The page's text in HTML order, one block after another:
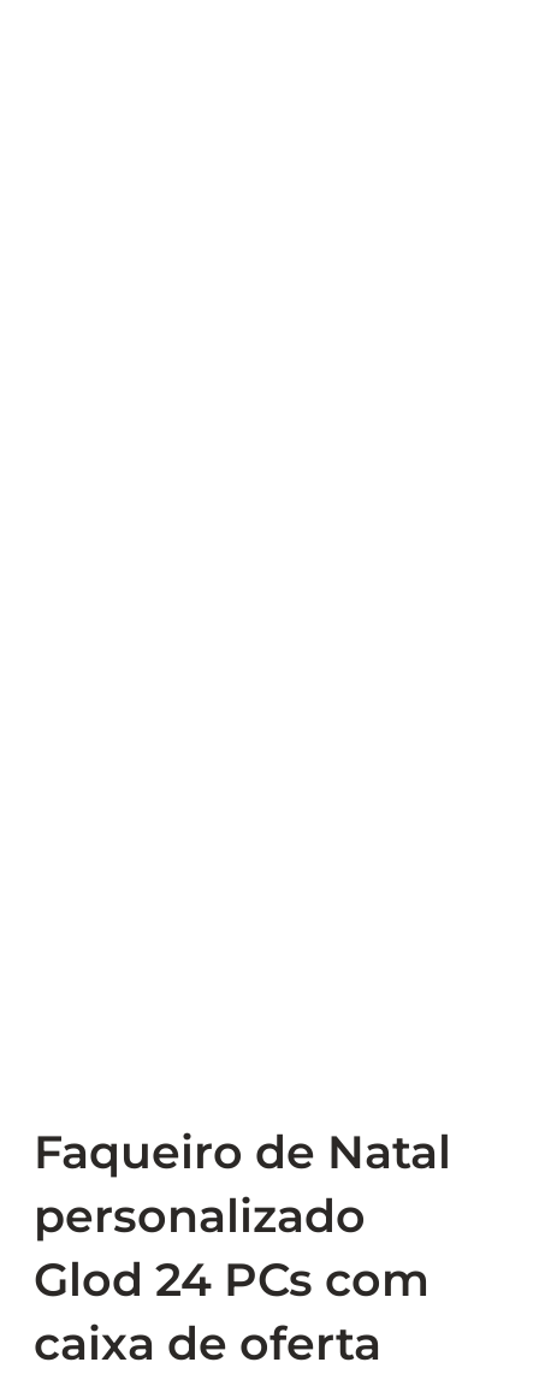
Faqueiro de Natal
personalizado
Glod 24 PCs com
caixa de oferta